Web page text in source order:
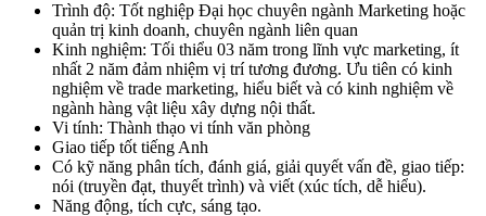
Trình độ: Tốt nghiệp Đại học chuyên ngành Marketing hoặc
quản trị kinh doanh, chuyên ngành liên quan
Kinh nghiệm: Tối thiểu 03 năm trong lĩnh vực marketing, ít
nhất 2 năm đảm nhiệm vị trí tương đương. Ưu tiên có kinh
nghiệm về trade marketing, hiểu biết và có kinh nghiệm về
ngành hàng vật liệu xây dựng nội thất.
Vi tính: Thành thạo vi tính văn phòng
Giao tiếp tốt tiếng Anh
Có kỹ năng phân tích, đánh giá, giải quyết vấn đề, giao tiếp:
nói (truyền đạt, thuyết trình) và viết (xúc tích, dễ hiểu).
Năng động, tích cực, sáng tạo.